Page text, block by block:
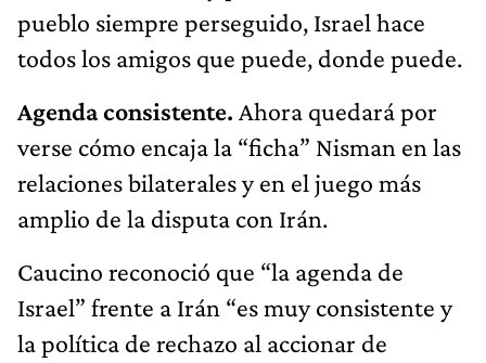
pueblo siempre perseguido, Israel hace
todos los amigos que puede, donde puede.
Agenda consistente. Ahora quedará por
verse cómo encaja la “ficha” Nisman en las
relaciones bilaterales y en el juego más
amplio de la disputa con Irán.
Caucino reconoció que “la agenda de
Israel” frente a Irán “es muy consistente y
la política de rechazo al accionar de